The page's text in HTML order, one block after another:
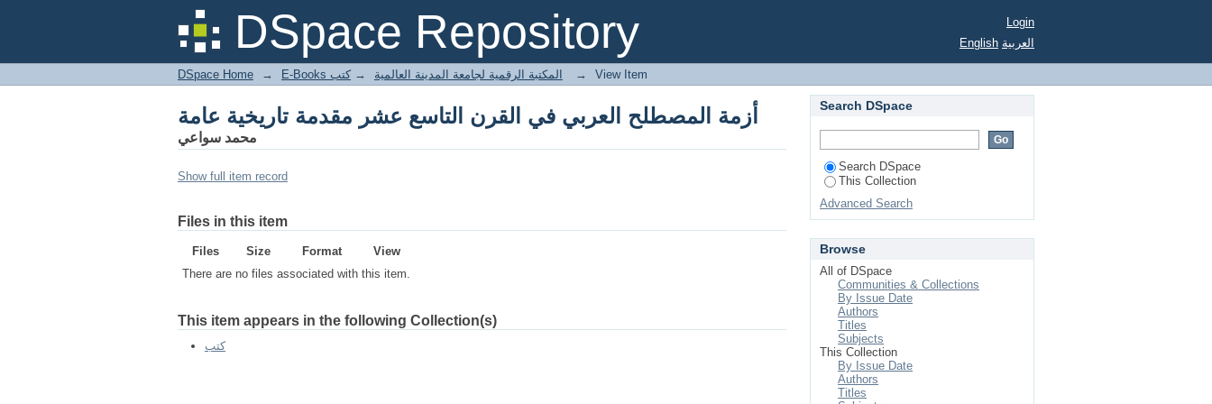
DSpace Repository
أزمة المصطلح العربي في القرن التاسع عشر مقدمة تاريخية عامة
Login
English العربية
DSpace Home → E-Books المكتبة الرقمية لجامعة المدينة العالمية → كتب → View Item
أزمة المصطلح العربي في القرن التاسع عشر مقدمة تاريخية عامة
محمد سواعي
Show full item record
Files in this item
Files Size Format
View
There are no files associated with this item.
This item appears in the following Collection(s)
كتب
Search DSpace
Search DSpace
This Collection
Advanced Search
Browse
All of DSpace
Communities & Collections
By Issue Date
Authors
Titles
Subjects
This Collection
By Issue Date
Authors
Titles